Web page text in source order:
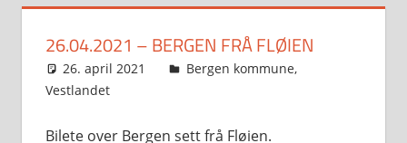
26.04.2021 – BERGEN FRÅ FLØIEN
26. april 2021 Svein
Bergen kommune,
Vestlandet
Bilete over Bergen sett frå Fløien.